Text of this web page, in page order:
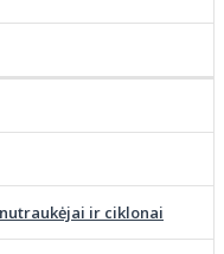
ir ciklonai